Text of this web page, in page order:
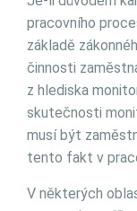
pracovního
základě
činnosti
z hlediska
skutečnosti
musí být
tento fakt v
V některých